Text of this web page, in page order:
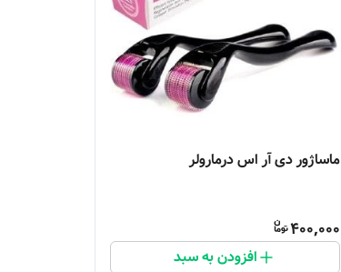
ماساژور دی آر اس درمارولر
400,000
افزودن به سبد